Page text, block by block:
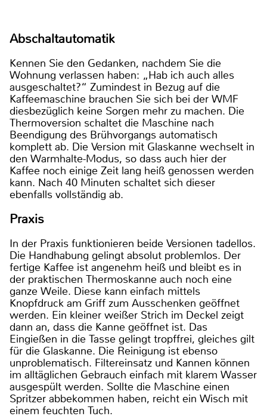
Abschaltautomatik
Kennen Sie den Gedanken, nachdem Sie die
Wohnung verlassen haben: „Hab ich auch alles
ausgeschaltet?“ Zumindest in Bezug auf die
Kaffeemaschine brauchen Sie sich bei der WMF
diesbezüglich keine Sorgen mehr zu machen. Die
Thermoversion schaltet die Maschine nach
Beendigung des Brühvorgangs automatisch
komplett ab. Die Version mit Glaskanne wechselt in
den Warmhalte-Modus, so dass auch hier der
Kaffee noch einige Zeit lang heiß genossen werden
kann. Nach 40 Minuten schaltet sich dieser
ebenfalls vollständig ab.
Praxis
In der Praxis funktionieren beide Versionen tadellos.
Die Handhabung gelingt absolut problemlos. Der
fertige Kaffee ist angenehm heiß und bleibt es in
der praktischen Thermoskanne auch noch eine
ganze Weile. Diese kann einfach mittels
Knopfdruck am Griff zum Ausschenken geöffnet
werden. Ein kleiner weißer Strich im Deckel zeigt
dann an, dass die Kanne geöffnet ist. Das
Eingießen in die Tasse gelingt tropffrei, gleiches gilt
für die Glaskanne. Die Reinigung ist ebenso
unproblematisch. Filtereinsatz und Kannen können
im alltäglichen Gebrauch einfach mit klarem Wasser
ausgespült werden. Sollte die Maschine einen
Spritzer abbekommen haben, reicht ein Wisch mit
einem feuchten Tuch.